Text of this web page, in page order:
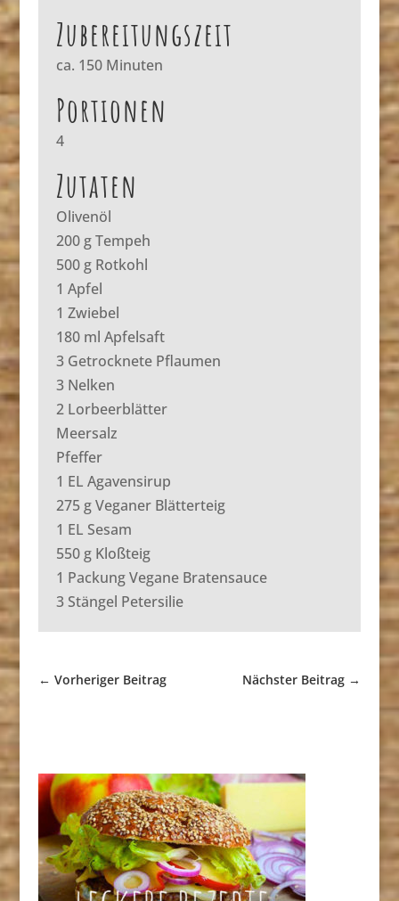
Zubereitungszeit
ca. 150 Minuten
Portionen
4
Zutaten
Olivenöl
200 g Tempeh
500 g Rotkohl
1 Apfel
1 Zwiebel
180 ml Apfelsaft
3 Getrocknete Pflaumen
3 Nelken
2 Lorbeerblätter
Meersalz
Pfeffer
1 EL Agavensirup
275 g Veganer Blätterteig
1 EL Sesam
550 g Kloßteig
1 Packung Vegane Bratensauce
3 Stängel Petersilie
← Vorheriger Beitrag Nächster Beitrag →